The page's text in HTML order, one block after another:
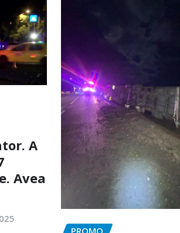
A
Avea
PROMO